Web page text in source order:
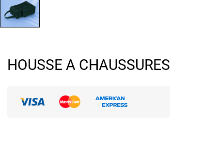
HOUSSE A CHAUSSURES